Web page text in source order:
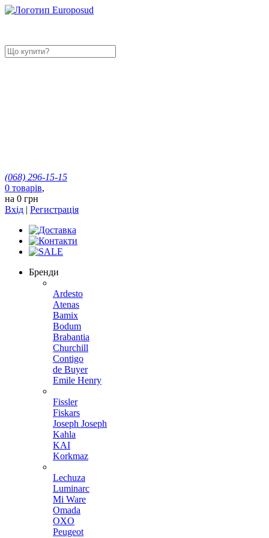
(068) 296-15-15
0 товарів,
на 0 грн
Вхід | Регистрація
Бренди
Ardesto
Atenas
Bamix
Bodum
Brabantia
Churchill
Contigo
de Buyer
Emile Henry
Fissler
Fiskars
Joseph Joseph
Kahla
KAI
Korkmaz
Lechuza
Luminarc
Mi Ware
Omada
OXO
Peugeot